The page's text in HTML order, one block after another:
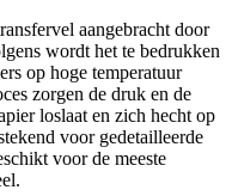
aangebracht door
wordt het te bedrukken
op hoge temperatuur
zorgen de druk en de
loslaat en zich hecht op
voor gedetailleerde
voor de meeste